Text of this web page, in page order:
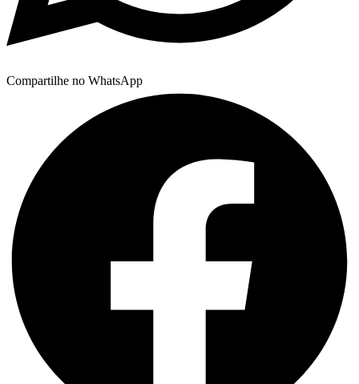
Compartilhe no WhatsApp